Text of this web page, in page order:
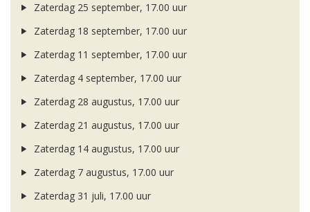
Zaterdag 25 september, 17.00 uur
Zaterdag 18 september, 17.00 uur
Zaterdag 11 september, 17.00 uur
Zaterdag 4 september, 17.00 uur
Zaterdag 28 augustus, 17.00 uur
Zaterdag 21 augustus, 17.00 uur
Zaterdag 14 augustus, 17.00 uur
Zaterdag 7 augustus, 17.00 uur
Zaterdag 31 juli, 17.00 uur